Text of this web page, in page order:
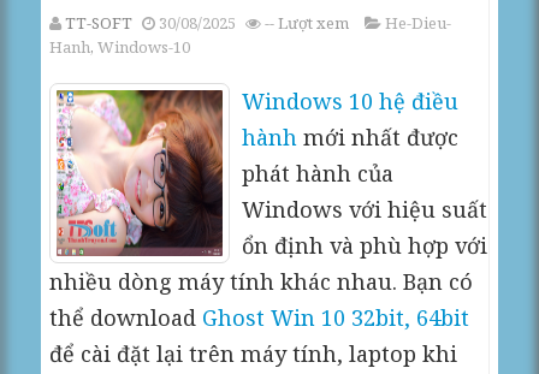
TT-SOFT 30/08/2025 --Lượt xem
He-Dieu-
Hanh,Windows-10
Windows 10 hệ điều
hành mới nhất được
phát hành của
Windows với hiệu suất
ổn định và phù hợp với
nhiều dòng máy tính khác nhau. Bạn có
thể download Ghost Win 10 32bit, 64bit
để cài đặt lại trên máy tính, laptop khi